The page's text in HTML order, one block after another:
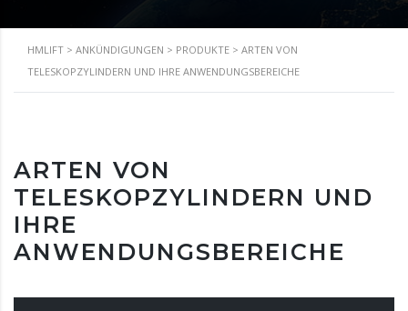
HMLIFT > ANKÜNDIGUNGEN > PRODUKTE > ARTEN VON
TELESKOPZYLINDERN UND IHRE ANWENDUNGSBEREICHE
ARTEN VON
TELESKOPZYLINDERN UND
IHRE
ANWENDUNGSBEREICHE